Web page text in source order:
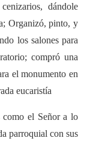
dándole
Organizó, pinto, y
los salones para
compró una
el monumento en
eucaristía
como el Señor a lo
parroquial con sus